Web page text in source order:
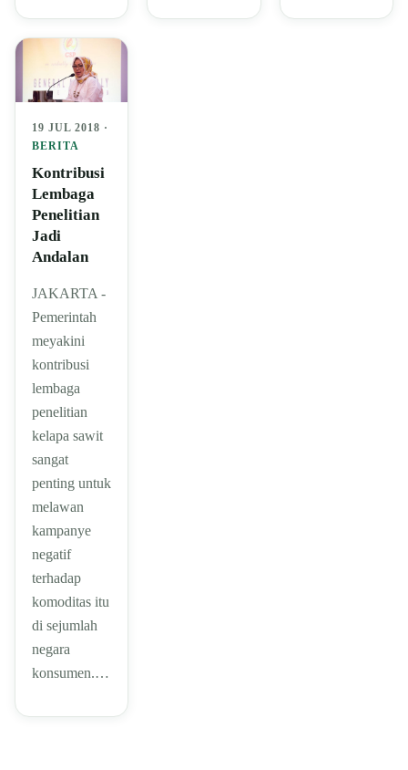
19 JUL 2018 ·
BERITA
Kontribusi
Lembaga
Penelitian
Jadi
Andalan
JAKARTA -
Pemerintah
meyakini
kontribusi
lembaga
penelitian
kelapa sawit
sangat
penting untuk
melawan
kampanye
negatif
terhadap
komoditas itu
di sejumlah
negara
konsumen.…